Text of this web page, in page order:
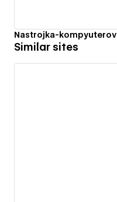
Nastrojka-kompyuterov
Similar sites